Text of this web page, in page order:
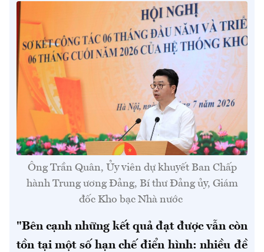
Ông Trần Quân, Ủy viên dự khuyết Ban Chấp
hành Trung ương Đảng, Bí thư Đảng ủy, Giám
đốc Kho bạc Nhà nước
"Bên cạnh những kết quả đạt được vẫn còn
tồn tại một số hạn chế điển hình: nhiều đề